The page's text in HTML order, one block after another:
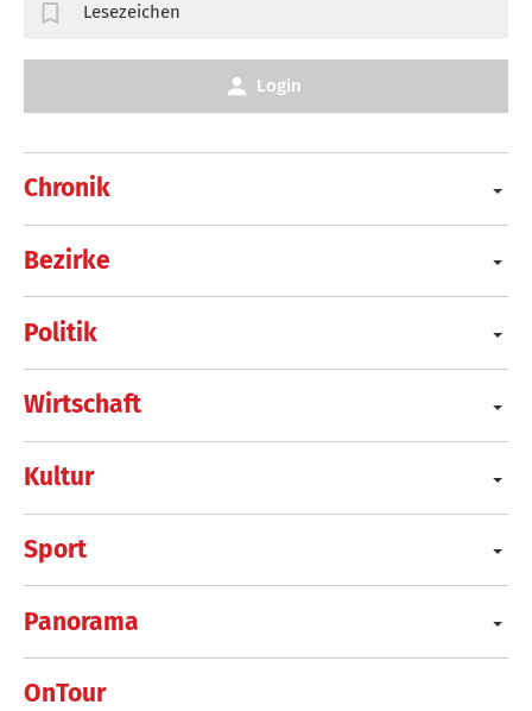
Chronik
Bezirke
Politik
Wirtschaft
Kultur
Sport
Panorama
OnTour
Lesezeichen
Login